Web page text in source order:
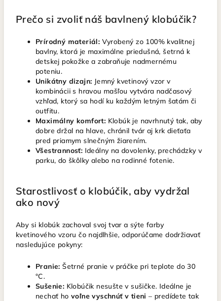
Prečo si zvoliť náš bavlnený klobúčik?
Prírodný materiál: Vyrobený zo 100% kvalitnej
bavlny, ktorá je maximálne priedušná, šetrná k
detskej pokožke a zabraňuje nadmernému
poteniu.
Unikátny dizajn: Jemný kvetinový vzor v
kombinácii s hravou mašľou vytvára nadčasový
vzhľad, ktorý sa hodí ku každým letným šatám či
outfitu.
Maximálny komfort: Klobúk je navrhnutý tak, aby
dobre držal na hlave, chránil tvár aj krk dieťaťa
pred priamym slnečným žiarením.
Všestrannosť: Ideálny na dovolenky, prechádzky v
parku, do škôlky alebo na rodinné fotenie.
Starostlivosť o klobúčik, aby vydržal
ako nový
Aby si klobúk zachoval svoj tvar a sýte farby
kvetinového vzoru čo najdlhšie, odporúčame dodržiavať
nasledujúce pokyny:
Pranie: Šetrné pranie v práčke pri teplote do 30
°C.
Sušenie: Klobúčik nesušte v sušičke. Ideálne je
nechať hovoľne vyschnúť v tieni – predídete tak